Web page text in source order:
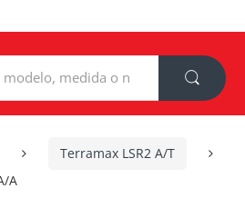
Terramax LSR2 A/T
A